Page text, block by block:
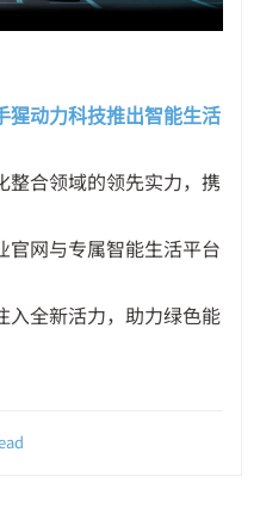
猩动力科技推出智能生活
整合领域的领先实力，携
官网与专属智能生活平台
入全新活力，助力绿色能